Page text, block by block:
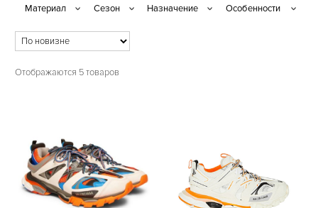
Отображаются 5 товаров